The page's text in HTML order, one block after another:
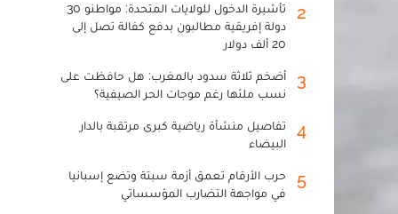
2
تأشيرة الدخول للولايات المتحدة: مواطنو 30
دولة إفريقية مطالبون بدفع كفالة تصل إلى
20 ألف دولار
3
أضخم ثلاثة سدود بالمغرب: هل حافظت على
نسب ملئها رغم موجات الحر الصيفية؟
4
تفاصيل منشأة رياضية كبرى مرتقبة بالدار
البيضاء
5
حرب الأرقام تعمق أزمة سبتة وتضع إسبانيا
في مواجهة التضارب المؤسساتي